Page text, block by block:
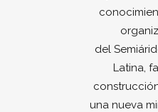
del
Latina,
una nueva